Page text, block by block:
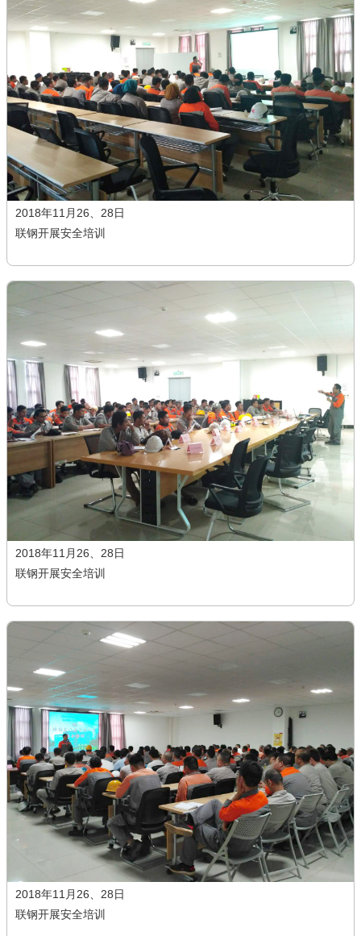
2018年11月26、28日
联钢开展安全培训
2018年11月26、28日
联钢开展安全培训
2018年11月26、28日
联钢开展安全培训